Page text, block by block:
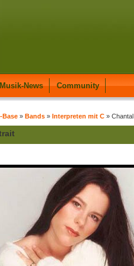
Musik-News Community
Base » Bands » Interpreten mit C » Chantal